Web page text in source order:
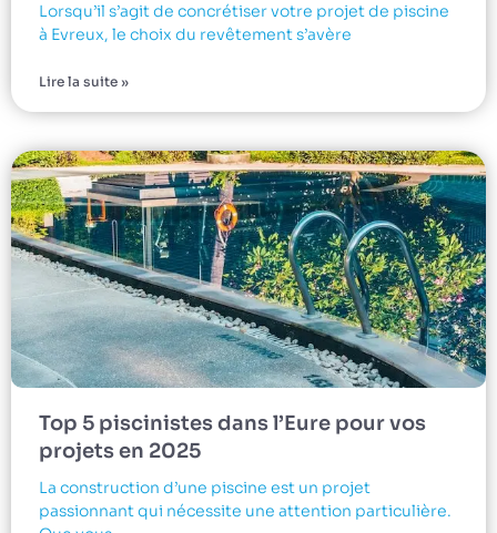
Lorsqu’il s’agit de concrétiser votre projet de piscine
à Evreux, le choix du revêtement s’avère
Lire la suite »
Top 5 piscinistes dans l’Eure pour vos
projets en 2025
La construction d’une piscine est un projet
passionnant qui nécessite une attention particulière.